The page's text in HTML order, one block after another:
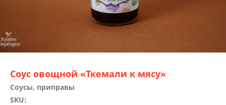
Соус овощной «Ткемали к мясу»
Соусы, приправы
SKU: